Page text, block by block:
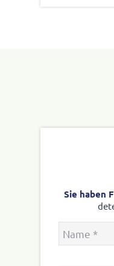
Sie haben
Name
*